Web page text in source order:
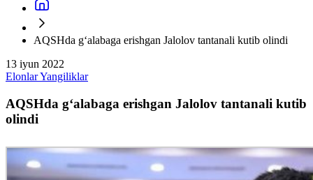
AQSHda g‘alabaga erishgan Jalolov tantanali kutib olindi
13 iyun 2022
ElonlarYangiliklar
AQSHda g‘alabaga erishgan Jalolov tantanali kutib
olindi